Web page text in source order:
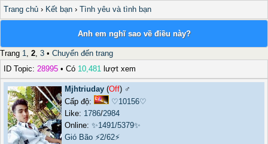
Trang chủ › Kết bạn › Tình yêu và tình bạn
Anh em nghĩ sao về điều này?
Trang 1, 2, 3 • Chuyển đến trang
ID Topic: 28995 • Có 10,481 lượt xem
Mjhtriuday (Off) ♂️
Cấp độ:
♡10156♡
Like: 1786/2984
Online: ✨1491/5379✨
Gió Bão ⚡2/62⚡